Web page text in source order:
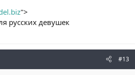
">
русских девушек
#13